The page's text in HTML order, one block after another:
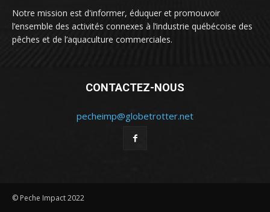
Notre mission est d'informer, éduquer et promouvoir
l’ensemble des activités connexes à l’industrie québécoise des
pêches et de l’aquaculture commerciales.
CONTACTEZ-NOUS
pecheimp@globetrotter.net
© Peche Impact 2022